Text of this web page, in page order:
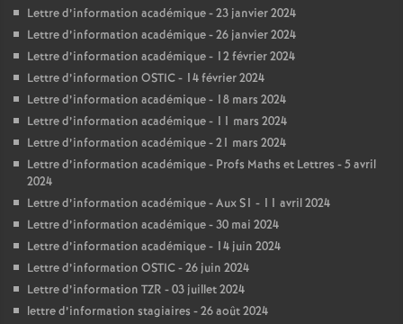
Lettre d’information académique - 23 janvier 2024
Lettre d’information académique - 26 janvier 2024
Lettre d’information académique - 12 février 2024
Lettre d’information OSTIC - 14 février 2024
Lettre d’information académique - 18 mars 2024
Lettre d’information académique - 11 mars 2024
Lettre d’information académique - 21 mars 2024
Lettre d’information académique - Profs Maths et Lettres - 5 avril
2024
Lettre d’information académique - Aux S1 - 11 avril 2024
Lettre d’information académique - 30 mai 2024
Lettre d’information académique - 14 juin 2024
Lettre d’information OSTIC - 26 juin 2024
Lettre d’information TZR - 03 juillet 2024
lettre d’information stagiaires - 26 août 2024